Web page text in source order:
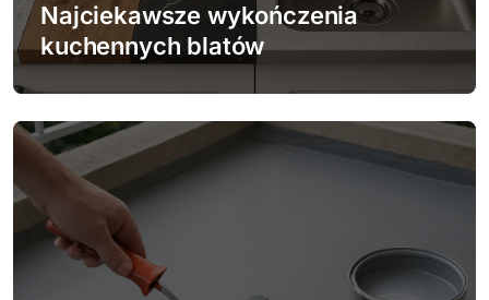
Najciekawsze wykończenia
kuchennych blatów